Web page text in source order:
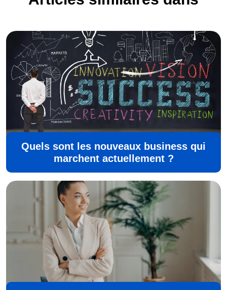
Quels sont les nouveaux business qui
marchent actuellement ?